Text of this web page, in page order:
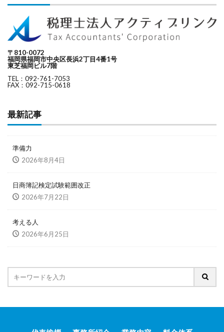
〒810-0072
福岡県福岡市中央区長浜2丁目4番1号
東芝福岡ビル7階
TEL：092-761-7053
FAX：092-715-0618
最新記事
準備力
2026年8月4日
日商簿記検定試験範囲改正
2026年7月22日
考える人
2026年6月25日